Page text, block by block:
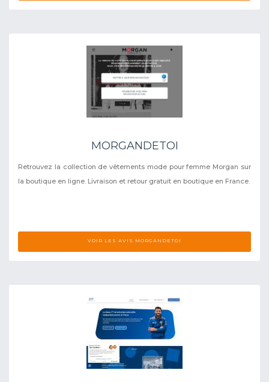
MORGANDETOI
Retrouvez la collection de vêtements mode pour femme Morgan sur
la boutique en ligne. Livraison et retour gratuit en boutique en France.
VOIR LES AVIS MORGANDETOI